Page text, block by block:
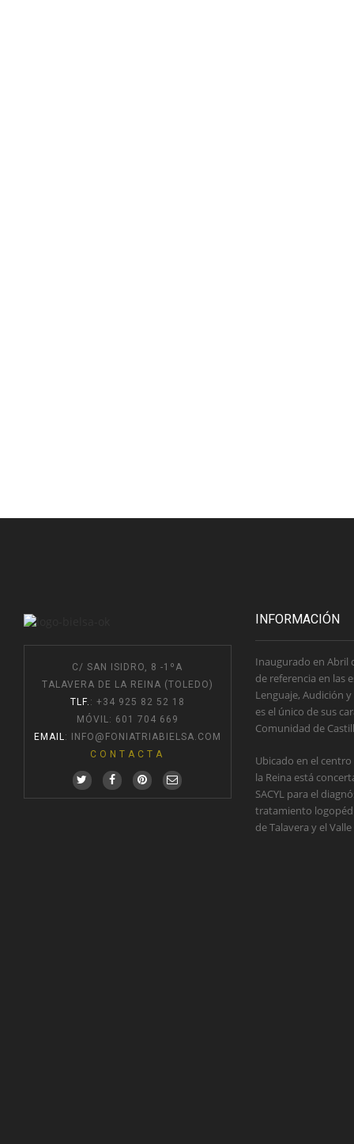
C/ SAN ISIDRO, 8 -1ºA
TALAVERA DE LA REINA (TOLEDO)
TLF. : +34 925 82 52 18
MÓVIL: 601 704 669
EMAIL:
INFO@FONIATRIABIELSA.COM
CONTACTA
INFORMACIÓN
Inaugurado en Abril
de referencia en las
Lenguaje, Audición
es el único de sus
Comunidad de
Ubicado en el
la Reina está
SACYL para el
tratamiento
de Talavera y el